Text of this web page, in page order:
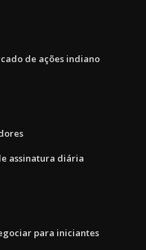
de ações indiano
assinatura diária
para iniciantes